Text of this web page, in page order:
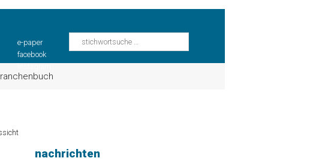
e-paper
facebook
nachrichten